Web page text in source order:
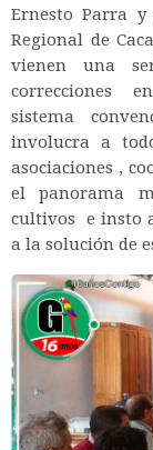
Ernesto Parra y
Regional de
vienen una
correcciones
sistema
involucra a
asociaciones ,
el panorama
cultivos e insto
a la solución de